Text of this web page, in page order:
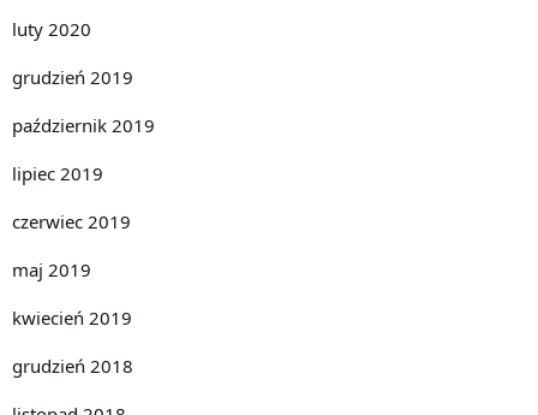
luty 2020
grudzień 2019
październik 2019
lipiec 2019
czerwiec 2019
maj 2019
kwiecień 2019
grudzień 2018